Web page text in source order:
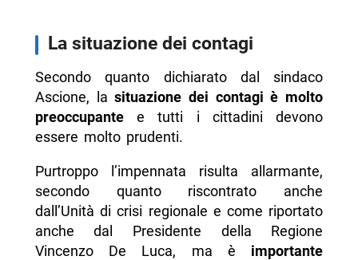
La situazione dei contagi
Secondo quanto dichiarato dal sindaco
Ascione, lasituazione dei contagi è molto
preoccupantee tutti i cittadini devono
essere molto prudenti.
Purtroppo l’impennata risulta allarmante,
secondo quanto riscontrato anche
dall’Unità di crisi regionale e come riportato
anche dal Presidente della Regione
Vincenzo De Luca, ma è importante